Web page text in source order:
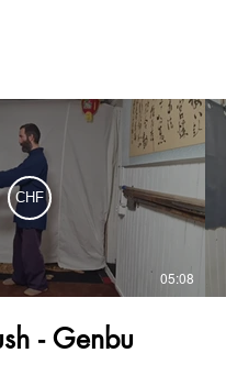
🍂
daomonk
CHF
05:08
- Genbu